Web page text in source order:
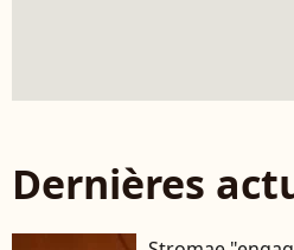
Dernières